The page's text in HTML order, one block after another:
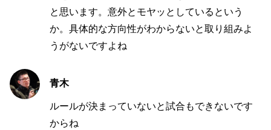
と思います。意外とモヤッとしているという
か。具体的な方向性がわからないと取り組みよ
うがないですよね
青木
ルールが決まっていないと試合もできないです
からね